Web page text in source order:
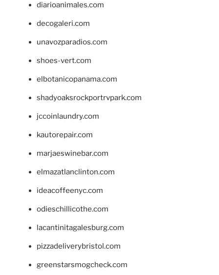
diarioanimales.com
decogaleri.com
unavozparadios.com
shoes-vert.com
elbotanicopanama.com
shadyoaksrockportrvpark.com
jccoinlaundry.com
kautorepair.com
marjaeswinebar.com
elmazatlanclinton.com
ideacoffeenyc.com
odieschillicothe.com
lacantinitagalesburg.com
pizzadeliverybristol.com
greenstarsmogcheck.com